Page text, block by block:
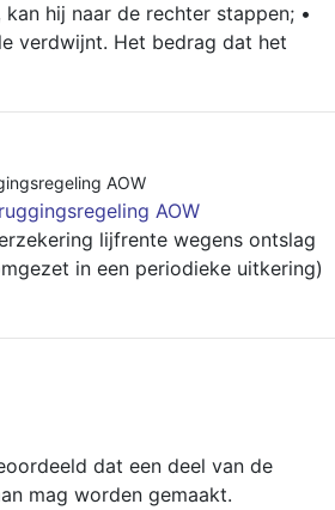
hij naar de rechter stappen; •
verdwijnt. Het bedrag dat het
AOW
AOW
lijfrente wegens ontslag
in een periodieke uitkering)
dat een deel van de
mag worden gemaakt.